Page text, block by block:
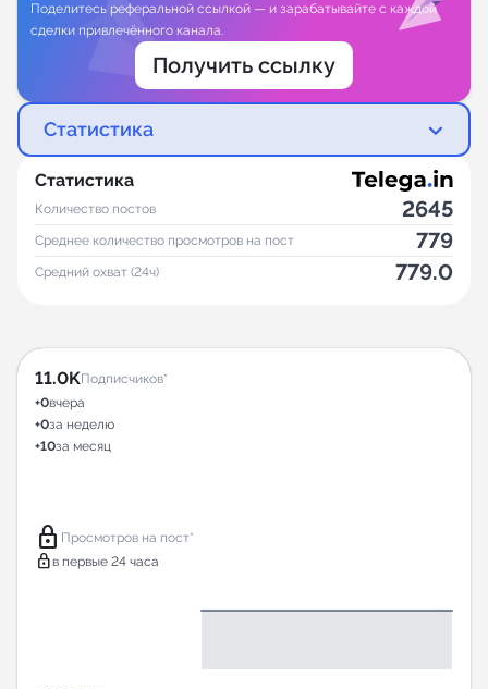
Поделитесь реферальной ссылкой — и зарабатывайте с каждой
сделки привлечённого канала.
Получить ссылку
Статистика
Статистика
Количество постов 2645
Среднее количество просмотров на пост 779
Средний охват (24ч) 779.0
11.0KПодписчиков*
+0вчера
+0за неделю
+10за месяц
lock Просмотров на пост*
lock в первые 24 часа